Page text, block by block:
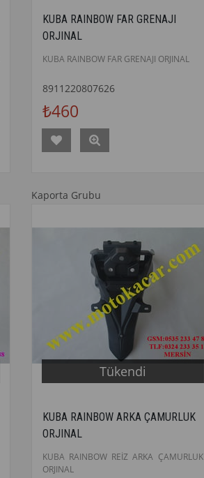
KUBA RAINBOW FAR GRENAJI
ORJINAL
KUBA RAINBOW FAR GRENAJI ORJINAL
8911220807626
₺460
Kaporta Grubu
Tükendi
KUBA RAINBOW ARKA ÇAMURLUK
ORJINAL
KUBA RAINBOW REİZ ARKA ÇAMURLUK
ORJINAL